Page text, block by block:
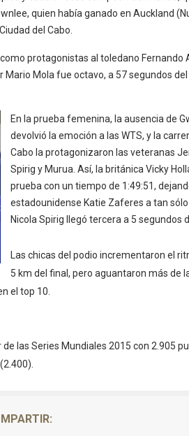
2026 - Las Utah Talons son
(Oklahoma City, Estados
- Tadej Pogacar entra en el
Norris consigue en Hungría
diving 2026 (París, Francia) -
- Etapa 7
quien había ganado en Auckland
del Cabo.
protagonistas al toledano Fernando
Mario Mola fue octavo, a 57 segundos del
En la prueba femenina, l a ausencia de
devolvió la emoción a las WTS, y la
Cabo la protagonizaron las veteranas
Spirig y Murua. Así, la británica Vicky
prueba con un tiempo de 1:49:51,
estadounidense Katie Zaferes a tan sólo
Nicola Spirig llegó tercera a 5 segundos
Las chicas del podio incrementaron el
5 km del final, pero aguantaron más de
el top 10.
las Series Mundiales 2015 con 2.905